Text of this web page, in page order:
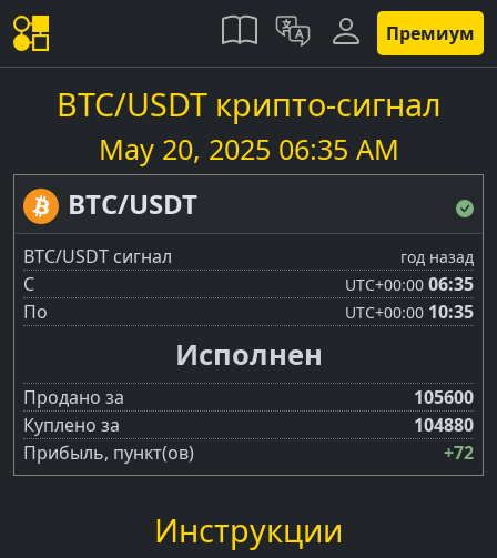
Премиум
BTC/USDT крипто-сигнал
May 20, 2025 06:35 AM
BTC/USDT
BTC/USDT сигнал год назад
С UTC+00:00 06:35
По
UTC+00:00 10:35
Исполнен
Продано за
105600
Куплено за
104880
Прибыль, пункт(ов)
+72
Инструкции